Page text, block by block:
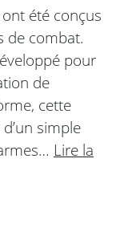
été conçus
de combat.
pour
de
cette
simple
Lire la